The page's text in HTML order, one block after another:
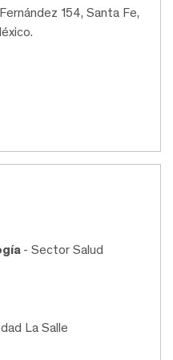
154, Santa Fe,
- Sector Salud
La Salle